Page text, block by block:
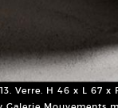
Verre. H 46 x L 67 x